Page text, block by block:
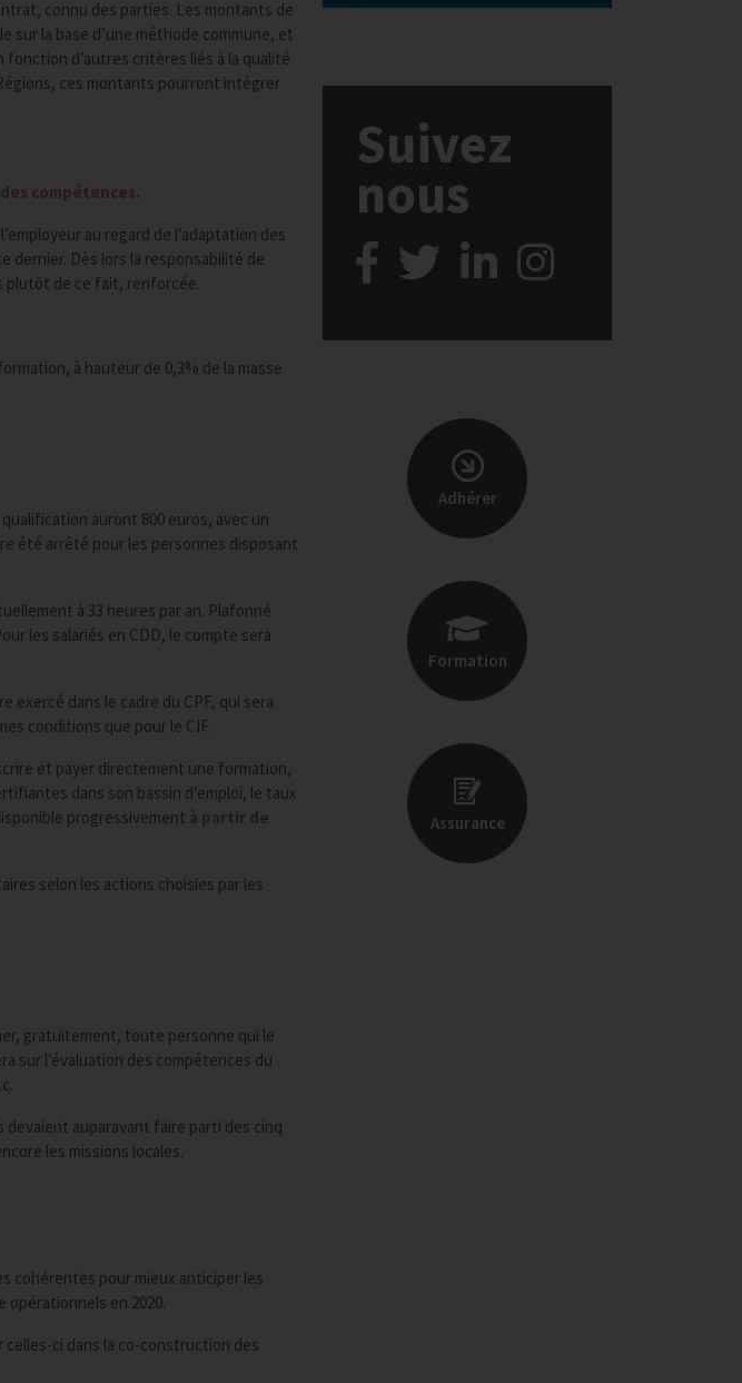
connu des parties. Les montants de
la base d’une méthode commune, et
d’autres critères liés à la qualité
ces montants pourront intégrer
compétences.
au regard de l’adaptation des
dernier. Dès lors la responsabilité de
plutôt de ce fait, renforcée.
à hauteur de 0,3% de la masse
auront 800 euros, avec un
été arrêté pour les personnes disposant
à 33 heures par an. Plafonné
les salariés en CDD, le compte sera
exercé dans le cadre du CPF, qui sera
conditions que pour le CIF.
et payer directement une formation,
dans son bassin d’emploi, le taux
progressivement à partir de
selon les actions choisies par les
gratuitement, toute personne qui le
sur l’évaluation des compétences du
auparavant faire parti des cinq
les missions locales.
cohérentes pour mieux anticiper les
en 2020.
ci dans la co-construction des
Suivez
nous
Adhérer
Formation
Assurance